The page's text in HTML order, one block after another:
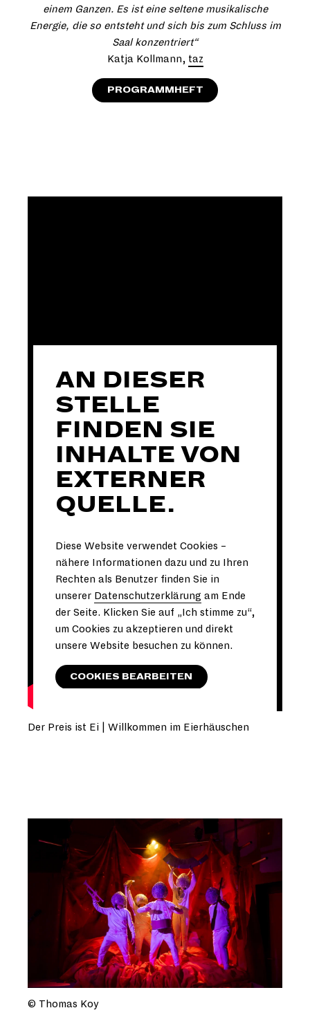
einem Ganzen. Es ist eine seltene musikalische
Energie, die so entsteht und sich bis zum Schluss im
Saal konzentriert“
Katja Kollmann, taz
PROGRAMMHEFT
AN DIESER
STELLE
FINDEN SIE
INHALTE VON
EXTERNER
QUELLE.
Diese Website verwendet Cookies –
nähere Informationen dazu und zu Ihren
Rechten als Benutzer finden Sie in
unserer Datenschutzerklärung am Ende
der Seite. Klicken Sie auf „Ich stimme zu“,
um Cookies zu akzeptieren und direkt
unsere Website besuchen zu können.
COOKIES BEARBEITEN
Der Preis ist Ei | Willkommen im Eierhäuschen
© Thomas Koy